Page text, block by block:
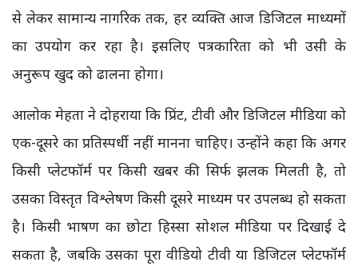
से लेकर सामान्य नागरिक तक, हर व्यक्ति आज डिजिटल माध्यमों
का उपयोग कर रहा है। इसलिए पत्रकारिता को भी उसी के
अनुरूप खुद को ढालना होगा।
आलोक मेहता ने दोहराया कि प्रिंट, टीवी और डिजिटल मीडिया को
एक-दूसरे का प्रतिस्पर्धी नहीं मानना चाहिए। उन्होंने कहा कि अगर
किसी प्लेटफॉर्म पर किसी खबर की सिर्फ झलक मिलती है, तो
उसका विस्तृत विश्लेषण किसी दूसरे माध्यम पर उपलब्ध हो सकता
है। किसी भाषण का छोटा हिस्सा सोशल मीडिया पर दिखाई दे
सकता है, जबकि उसका पूरा वीडियो टीवी या डिजिटल प्लेटफॉर्म